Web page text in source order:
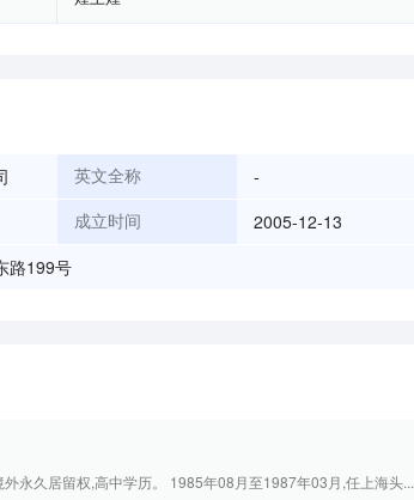
英文全称 -
成立时间 2005-12-13
路199号
永久居留权,高中学历。 1985年08月至1987年03月,任上海头...